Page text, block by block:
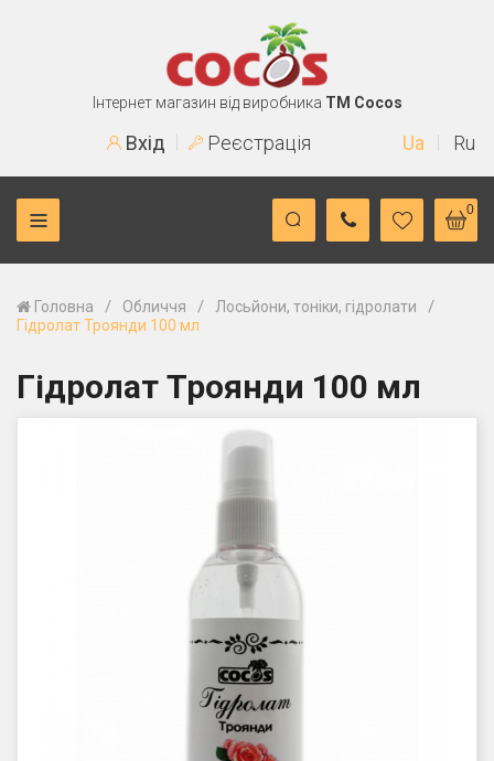
Інтернет магазин від виробника TM Cocos
Вхід Реєстрація Ua Ru
0
Головна / Обличчя / Лосьйони, тоніки, гідролати /
Гідролат Троянди 100 мл
Гідролат Троянди 100 мл